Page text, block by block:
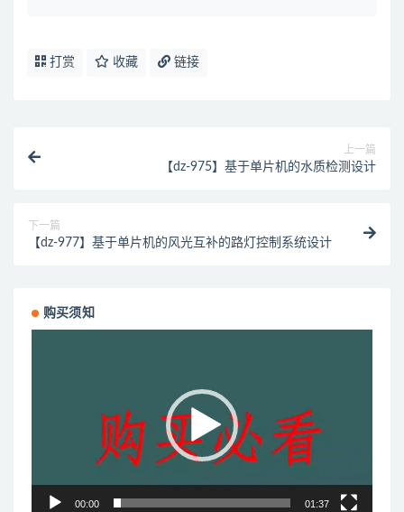
打赏 收藏 链接
上一篇
【dz-975】基于单片机的水质检测设计
下一篇
【dz-977】基于单片机的风光互补的路灯控制系统设计
购买须知
00:00 01:37